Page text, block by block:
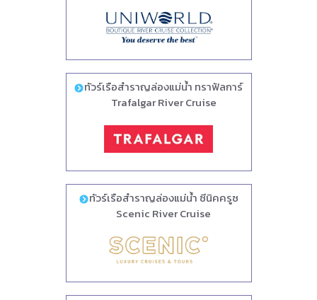
ทัวร์เรือสำราญล่องแม่น้ำ ทราฟัลการ์
Trafalgar River Cruise
ทัวร์เรือสำราญล่องแม่น้ำ ซีนิคครูซ
Scenic River Cruise